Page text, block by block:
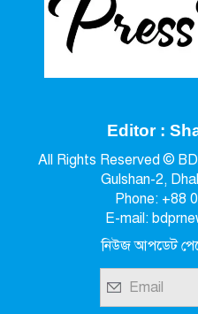
Editor :
All Rights Reserved ©
Gulshan-2,
Phone: +88
E-mail:
নিউজ আপডেট